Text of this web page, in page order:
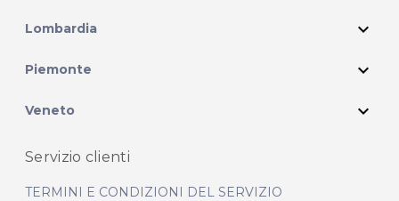
Lombardia expand_more
Piemonte expand_more
Veneto expand_more
Servizio clienti
TERMINI E CONDIZIONI DEL SERVIZIO